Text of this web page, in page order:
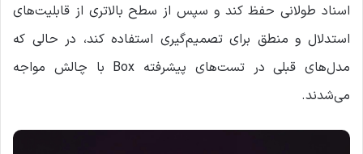
اسناد طولانی حفظ کند و سپس از سطح بالاتری از قابلیت‌های
استدلال و منطق برای تصمیم‌گیری استفاده کند، در حالی که
مدل‌های قبلی در تست‌های پیشرفته Box با چالش مواجه
می‌شدند.